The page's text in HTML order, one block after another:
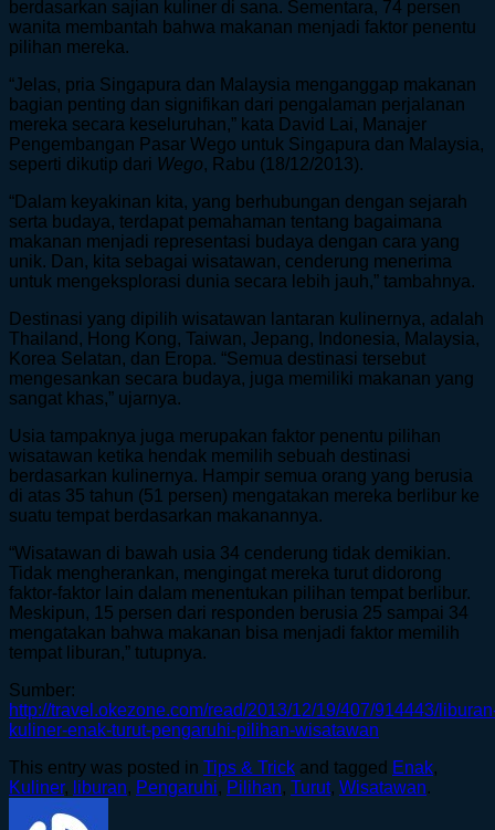
berdasarkan sajian kuliner di sana. Sementara, 74 persen
wanita membantah bahwa makanan menjadi faktor penentu
pilihan mereka.
“Jelas, pria Singapura dan Malaysia menganggap makanan
bagian penting dan signifikan dari pengalaman perjalanan
mereka secara keseluruhan,” kata David Lai, Manajer
Pengembangan Pasar Wego untuk Singapura dan Malaysia,
seperti dikutip dari Wego, Rabu (18/12/2013).
“Dalam keyakinan kita, yang berhubungan dengan sejarah
serta budaya, terdapat pemahaman tentang bagaimana
makanan menjadi representasi budaya dengan cara yang
unik. Dan, kita sebagai wisatawan, cenderung menerima
untuk mengeksplorasi dunia secara lebih jauh,” tambahnya.
Destinasi yang dipilih wisatawan lantaran kulinernya, adalah
Thailand, Hong Kong, Taiwan, Jepang, Indonesia, Malaysia,
Korea Selatan, dan Eropa. “Semua destinasi tersebut
mengesankan secara budaya, juga memiliki makanan yang
sangat khas,” ujarnya.
Usia tampaknya juga merupakan faktor penentu pilihan
wisatawan ketika hendak memilih sebuah destinasi
berdasarkan kulinernya. Hampir semua orang yang berusia
di atas 35 tahun (51 persen) mengatakan mereka berlibur ke
suatu tempat berdasarkan makanannya.
“Wisatawan di bawah usia 34 cenderung tidak demikian.
Tidak mengherankan, mengingat mereka turut didorong
faktor-faktor lain dalam menentukan pilihan tempat berlibur.
Meskipun, 15 persen dari responden berusia 25 sampai 34
mengatakan bahwa makanan bisa menjadi faktor memilih
tempat liburan,” tutupnya.
Sumber:
http://travel.okezone.com/read/2013/12/19/407/914443/
kuliner-enak-turut-pengaruhi-pilihan-wisatawan
This entry was posted in Tips & Trick and tagged Enak,
Kuliner, liburan, Pengaruhi, Pilihan, Turut, Wisatawan.